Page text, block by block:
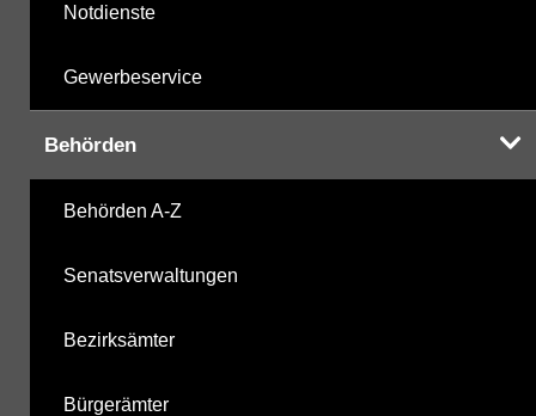
Notdienste
Gewerbeservice
Behörden
Behörden A-Z
Senatsverwaltungen
Bezirksämter
Bürgerämter